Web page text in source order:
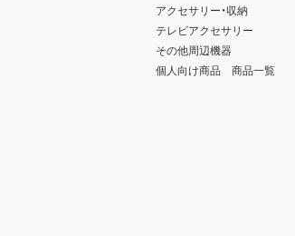
アクセサリー・収納
テレビアクセサリー
その他周辺機器
個人向け商品 商品一覧